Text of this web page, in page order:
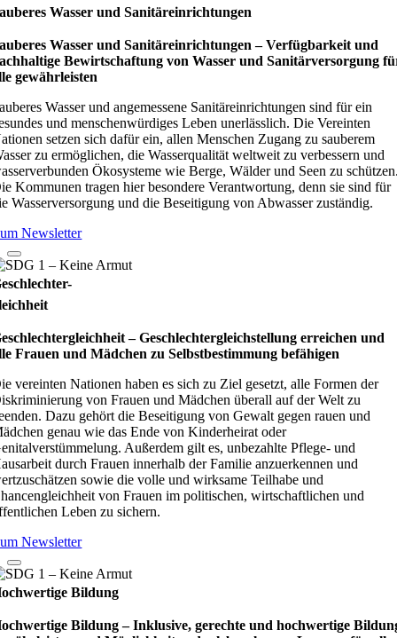
Wasser und Sanitäreinrichtungen
Wasser und Sanitäreinrichtungen – Verfügbarkeit und
Bewirtschaftung von Wasser und Sanitärversorgung
gewährleisten
Wasser und angemessene Sanitäreinrichtungen sind für ein
und menschenwürdiges Leben unerlässlich. Die Vereinten
setzen sich dafür ein, allen Menschen Zugang zu sauberem
zu ermöglichen, die Wasserqualität weltweit zu verbessern und
Ökosysteme wie Berge, Wälder und Seen zu
Kommunen tragen hier besondere Verantwortung, denn sie sind für
Wasserversorgung und die Beseitigung von Abwasser zuständig.
Newsletter
– Geschlechtergleichstellung erreichen und
Frauen und Mädchen zu Selbstbestimmung befähigen
vereinten Nationen haben es sich zu Ziel gesetzt, alle Formen der
von Frauen und Mädchen überall auf der Welt zu
Dazu gehört die Beseitigung von Gewalt gegen rauen und
genau wie das Ende von Kinderheirat oder
Außerdem gilt es, unbezahlte Pflege- und
durch Frauen innerhalb der Familie anzuerkennen und
sowie die volle und wirksame Teilhabe und
von Frauen im politischen, wirtschaftlichen und
Leben zu sichern.
Newsletter
Bildung
Bildung – Inklusive, gerechte und hochwertige